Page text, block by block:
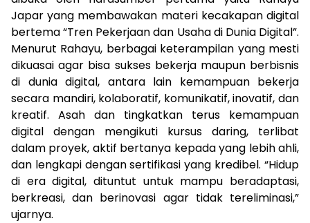
Japar yang membawakan materi kecakapan digital
bertema “Tren Pekerjaan dan Usaha di Dunia Digital”.
Menurut Rahayu, berbagai keterampilan yang mesti
dikuasai agar bisa sukses bekerja maupun berbisnis
di dunia digital, antara lain kemampuan bekerja
secara mandiri, kolaboratif, komunikatif, inovatif, dan
kreatif. Asah dan tingkatkan terus kemampuan
digital dengan mengikuti kursus daring, terlibat
dalam proyek, aktif bertanya kepada yang lebih ahli,
dan lengkapi dengan sertifikasi yang kredibel. “Hidup
di era digital, dituntut untuk mampu beradaptasi,
berkreasi, dan berinovasi agar tidak tereliminasi,”
ujarnya.